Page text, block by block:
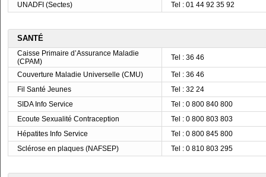
UNADFI (Sectes)
Tel : 01 44 92 35 92
SANTÉ
Caisse Primaire d’Assurance Maladie
(CPAM)
Tel : 36 46
Couverture Maladie Universelle (CMU)
Tel : 36 46
Fil Santé Jeunes
Tel : 32 24
SIDA Info Service
Tel : 0 800 840 800
Ecoute Sexualité Contraception
Tel : 0 800 803 803
Hépatites Info Service
Tel : 0 800 845 800
Sclérose en plaques (NAFSEP)
Tel : 0 810 803 295